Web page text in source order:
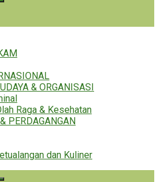
& ORGANISASI
Raga & Kesehatan
PERDAGANGAN
dan Kuliner